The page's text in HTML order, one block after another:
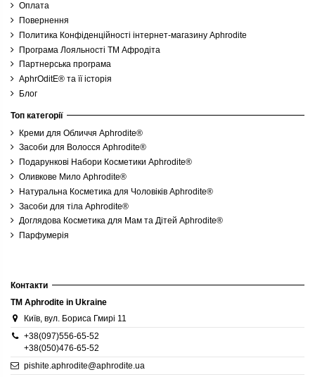
Оплата
Повернення
Политика Конфіденційності інтернет-магазину Aphrodite
Програма Лояльності ТМ Афродіта
Партнерська програма
AphrOditE® та її історія
Блог
Топ категорії
Креми для Обличчя Aphrodite®
Засоби для Волосся Aphrodite®
Подарункові Набори Косметики Aphrodite®
Оливкове Мило Aphrodite®
Натуральна Косметика для Чоловіків Aphrodite®
Засоби для тіла Aphrodite®
Доглядова Косметика для Мам та Дітей Aphrodite®
Парфумерія
Контакти
TM Aphrodite in Ukraine
Київ, вул. Бориса Гмирі 11
+38(097)556-65-52
+38(050)476-65-52
pishite.aphrodite@aphrodite.ua